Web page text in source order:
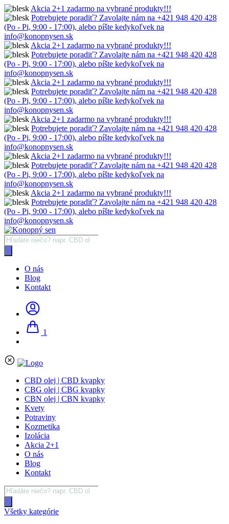
Akcia 2+1 zadarmo na vybrané produkty!!!
Potrebujete poradiť? Zavolajte nám na +421 948 420 428
(Po - Pi, 9:00 - 17:00), alebo píšte kedykoľvek na
info@konopnysen.sk
Akcia 2+1 zadarmo na vybrané produkty!!!
Potrebujete poradiť? Zavolajte nám na +421 948 420 428
(Po - Pi, 9:00 - 17:00), alebo píšte kedykoľvek na
info@konopnysen.sk
Akcia 2+1 zadarmo na vybrané produkty!!!
Potrebujete poradiť? Zavolajte nám na +421 948 420 428
(Po - Pi, 9:00 - 17:00), alebo píšte kedykoľvek na
info@konopnysen.sk
Akcia 2+1 zadarmo na vybrané produkty!!!
Potrebujete poradiť? Zavolajte nám na +421 948 420 428
(Po - Pi, 9:00 - 17:00), alebo píšte kedykoľvek na
info@konopnysen.sk
Akcia 2+1 zadarmo na vybrané produkty!!!
Potrebujete poradiť? Zavolajte nám na +421 948 420 428
(Po - Pi, 9:00 - 17:00), alebo píšte kedykoľvek na
info@konopnysen.sk
Akcia 2+1 zadarmo na vybrané produkty!!!
Potrebujete poradiť? Zavolajte nám na +421 948 420 428
(Po - Pi, 9:00 - 17:00), alebo píšte kedykoľvek na
info@konopnysen.sk
Products
search
O nás
Blog
Kontakt
1
CBD olej | CBD kvapky
CBG olej | CBG kvapky
CBN olej | CBN kvapky
Kvety
Potraviny
Kozmetika
Izolácia
Akcia 2+1
O nás
Blog
Kontakt
Products
search
Všetky kategórie